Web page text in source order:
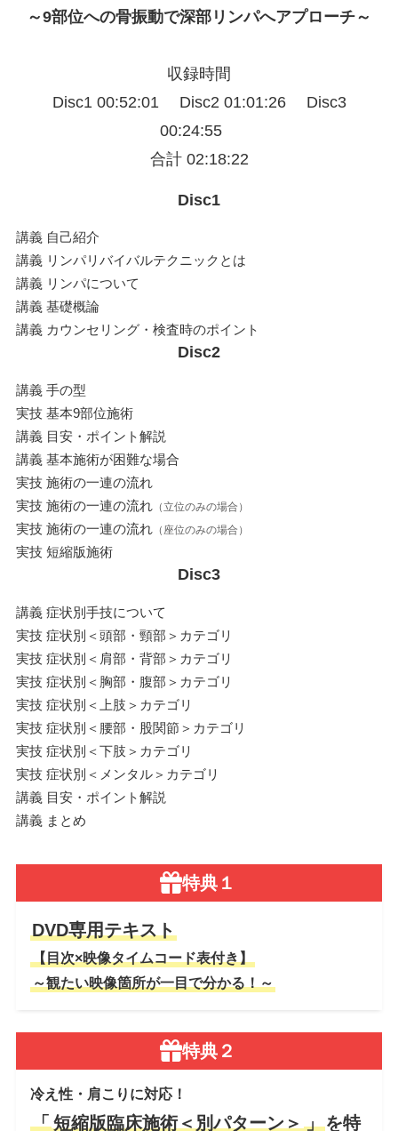
～9部位への骨振動で深部リンパへアプローチ～
収録時間
Disc1 00:52:01 Disc2 01:01:26 Disc3
00:24:55
合計 02:18:22
Disc1
講義 自己紹介
講義 リンパリバイバルテクニックとは
講義 リンパについて
講義 基礎概論
講義 カウンセリング・検査時のポイント
Disc2
講義 手の型
実技 基本9部位施術
講義 目安・ポイント解説
講義 基本施術が困難な場合
実技 施術の一連の流れ
実技 施術の一連の流れ（立位のみの場合）
実技 施術の一連の流れ（座位のみの場合）
実技 短縮版施術
Disc3
講義 症状別手技について
実技 症状別＜頭部・頸部＞カテゴリ
実技 症状別＜肩部・背部＞カテゴリ
実技 症状別＜胸部・腹部＞カテゴリ
実技 症状別＜上肢＞カテゴリ
実技 症状別＜腰部・股関節＞カテゴリ
実技 症状別＜下肢＞カテゴリ
実技 症状別＜メンタル＞カテゴリ
講義 目安・ポイント解説
講義 まとめ
特典１
DVD専用テキスト
【目次×映像タイムコード表付き】
～観たい映像箇所が一目で分かる！～
特典２
冷え性・肩こりに対応！
「 短縮版臨床施術＜別パターン＞ 」を特